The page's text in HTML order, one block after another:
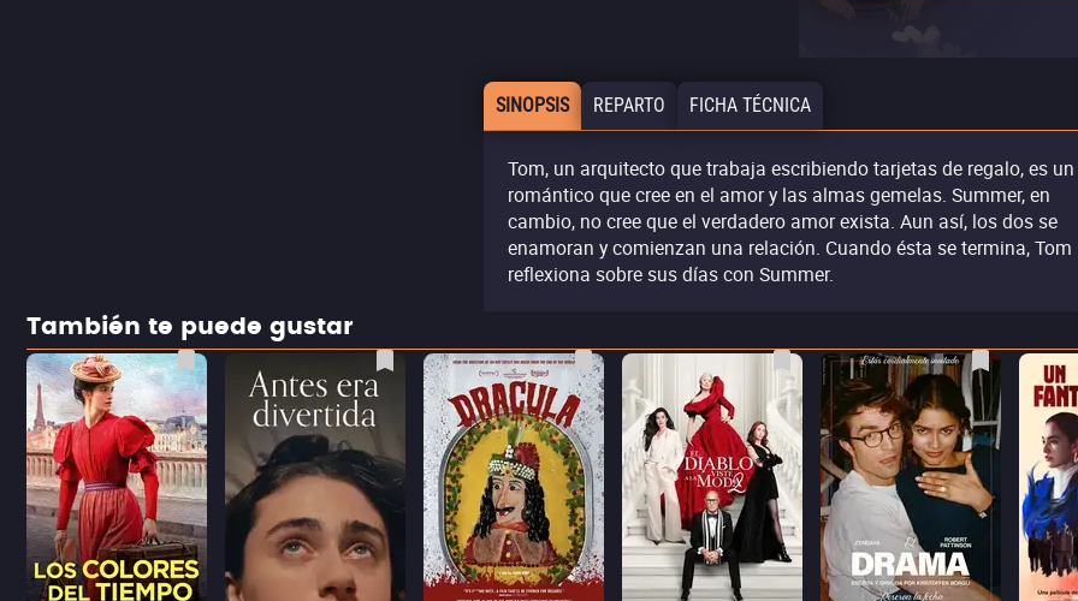
SINOPSIS REPARTO FICHA TÉCNICA
Tom, un arquitecto que trabaja escribiendo tarjetas de regalo, es un
romántico que cree en el amor y las almas gemelas. Summer, en
cambio, no cree que el verdadero amor exista. Aun así, los dos se
enamoran y comienzan una relación. Cuando ésta se termina, Tom
reflexiona sobre sus días con Summer.
También te puede gustar